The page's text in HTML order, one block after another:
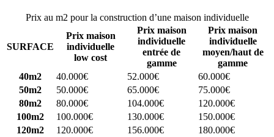
Prix au m2 pour la construction d’une maison individuelle
SURFACE
Prix maison
individuelle
low cost
Prix maison
individuelle
entrée de
gamme
Prix maison
individuelle
moyen/haut de
gamme
40m2
40.000€ 52.000€
60.000€
50m2
50.000€ 65.000€
75.000€
80m2
80.000€ 104.000€
120.000€
100m2
100.000€ 130.000€
150.000€
120m2
120.000€ 156.000€
180.000€